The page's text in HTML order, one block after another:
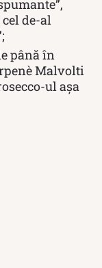
de-al
până în
Malvolti
ul aşa